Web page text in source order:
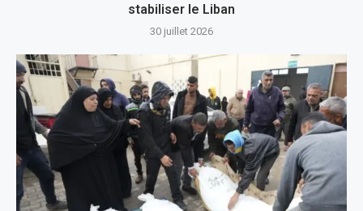
stabiliser le Liban
30 juillet 2026